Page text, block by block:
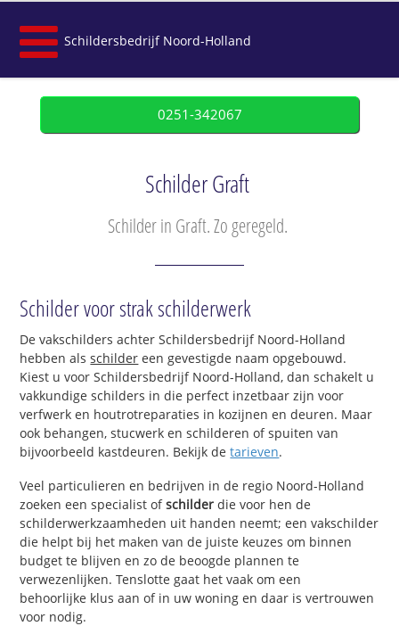
Schildersbedrijf Noord-Holland
0251-342067
Schilder Graft
Schilder in Graft. Zo geregeld.
Schilder voor strak schilderwerk
De vakschilders achter Schildersbedrijf Noord-Holland
hebben alsschilder een gevestigde naam opgebouwd.
Kiest u voor Schildersbedrijf Noord-Holland, dan schakelt u
vakkundige schilders in die perfect inzetbaar zijn voor
verfwerk en houtrotreparaties in kozijnen en deuren. Maar
ook behangen, stucwerk en schilderen of spuiten van
bijvoorbeeld kastdeuren. Bekijk detarieven.
Veel particulieren en bedrijven in de regio Noord-Holland
zoeken een specialist ofschilder die voor hen de
schilderwerkzaamheden uit handen neemt; een vakschilder
die helpt bij het maken van de juiste keuzes om binnen
budget te blijven en zo de beoogde plannen te
verwezenlijken. Tenslotte gaat het vaak om een
behoorlijke klus aan of in uw woning en daar is vertrouwen
voor nodig.